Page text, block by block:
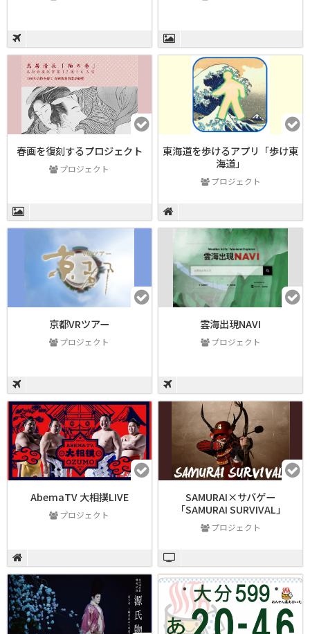
春画を復刻するプロジェクト
プロジェクト
東海道を歩けるアプリ「歩け東
海道」
プロジェクト
京都VRツアー
プロジェクト
雲海出現NAVI
プロジェクト
AbemaTV 大相撲LIVE
プロジェクト
SAMURAI×サバゲー
「SAMURAI SURVIVAL」
プロジェクト